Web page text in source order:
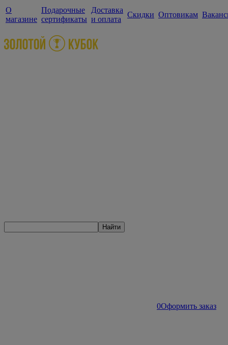
О
магазине
Подарочные
сертификаты
Доставка
и оплата
Скидки Оптовикам
Найти
0Оформить заказ